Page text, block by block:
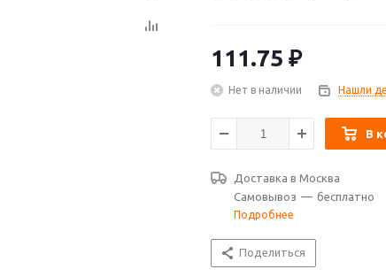
111.75 ₽
Нет в наличии Нашли
В
Доставка в Москва
Самовывоз — бесплатно
Подробнее
Поделиться